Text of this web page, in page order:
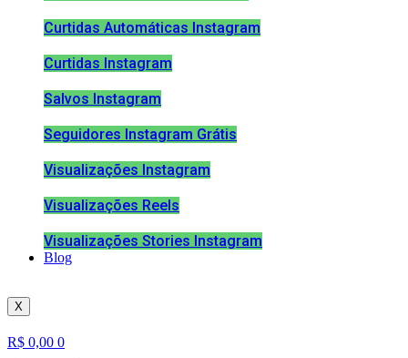
Curtidas Automáticas Instagram
Curtidas Instagram
Salvos Instagram
Seguidores Instagram Grátis
Visualizações Instagram
Visualizações Reels
Visualizações Stories Instagram
Blog
X
R$ 0,00 0